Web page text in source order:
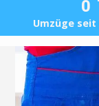
0
Umzüge seit